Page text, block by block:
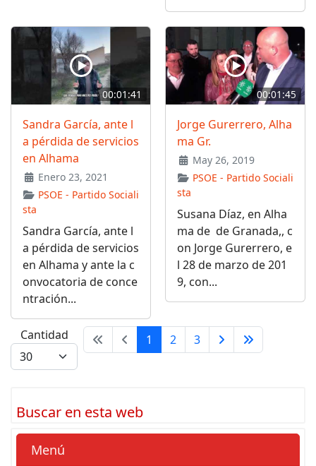
00:01:41
Sandra García, ante l
a pérdida de servicios
en Alhama
Enero 23, 2021
PSOE - Partido Sociali
sta
Sandra García, ante l
a pérdida de servicios
en Alhama y ante la c
onvocatoria de conce
ntración...
00:01:45
Jorge Gurerrero, Alha
ma Gr.
May 26, 2019
PSOE - Partido Sociali
sta
Susana Díaz, en Alha
ma de de Granada,, c
on Jorge Gurerrero, e
l 28 de marzo de 201
9, con...
Cantidad 1 2 3
Buscar en esta web
Menú